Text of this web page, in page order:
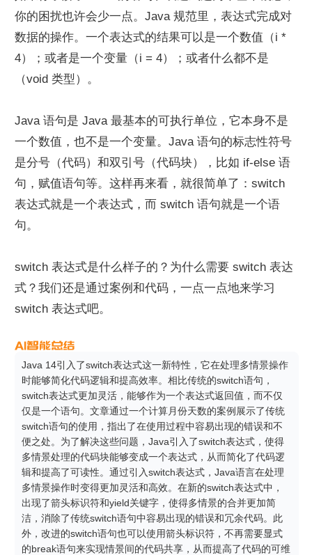
你的困扰也许会少一点。Java 规范里，表达式完成对
数据的操作。一个表达式的结果可以是一个数值（i *
4）；或者是一个变量（i = 4）；或者什么都不是
（void 类型）。
Java 语句是 Java 最基本的可执行单位，它本身不是
一个数值，也不是一个变量。Java 语句的标志性符号
是分号（代码）和双引号（代码块），比如 if-else 语
句，赋值语句等。这样再来看，就很简单了：switch
表达式就是一个表达式，而 switch 语句就是一个语
句。
switch 表达式是什么样子的？为什么需要 switch 表达
式？我们还是通过案例和代码，一点一点地来学习
switch 表达式吧。
Java 14引入了switch表达式这一新特性，它在处理多情景操作
时能够简化代码逻辑和提高效率。相比传统的switch语句，
switch表达式更加灵活，能够作为一个表达式返回值，而不仅
仅是一个语句。文章通过一个计算月份天数的案例展示了传统
switch语句的使用，指出了在使用过程中容易出现的错误和不
便之处。为了解决这些问题，Java引入了switch表达式，使得
多情景处理的代码块能够变成一个表达式，从而简化了代码逻
辑和提高了可读性。通过引入switch表达式，Java语言在处理
多情景操作时变得更加灵活和高效。在新的switch表达式中，
出现了箭头标识符和yield关键字，使得多情景的合并更加简
洁，消除了传统switch语句中容易出现的错误和冗余代码。此
外，改进的switch语句也可以使用箭头标识符，不再需要显式
的break语句来实现情景间的代码共享，从而提高了代码的可维